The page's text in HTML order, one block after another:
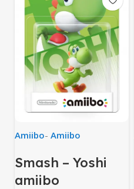
Amiibo- Amiibo
Smash – Yoshi
amiibo